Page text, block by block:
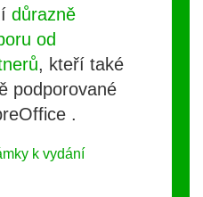
důrazně
od
, kteří také
podporované
.
k vydání